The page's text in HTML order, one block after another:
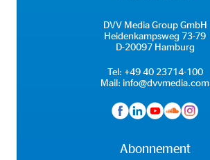
DVV Media Group GmbH
Heidenkampsweg 73-79
D-20097 Hamburg
Tel: +49 40 23714-100
Mail: info@dvvmedia.com
Abonnement